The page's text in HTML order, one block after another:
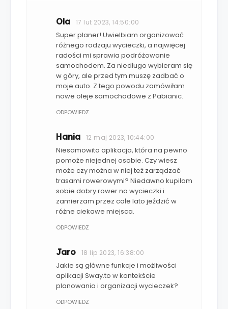
Ola 17 lut 2023, 14:50:00
Super planer! Uwielbiam organizować
różnego rodzaju wycieczki, a najwięcej
radości mi sprawia podróżowanie
samochodem. Za niedługo wybieram się
w góry, ale przed tym muszę zadbać o
moje auto. Z tego powodu zamówiłam
nowe oleje samochodowe z Pabianic.
ODPOWIEDZ
Hania 12 maj 2023, 10:44:00
Niesamowita aplikacja, która na pewno
pomoże niejednej osobie. Czy wiesz
może czy można w niej też zarządzać
trasami rowerowymi? Niedawno kupiłam
sobie dobry rower na wycieczki i
zamierzam przez całe lato jeździć w
różne ciekawe miejsca.
ODPOWIEDZ
Jaro 18 lip 2023, 16:38:00
Jakie są główne funkcje i możliwości
aplikacji Sway.to w kontekście
planowania i organizacji wycieczek?
ODPOWIEDZ